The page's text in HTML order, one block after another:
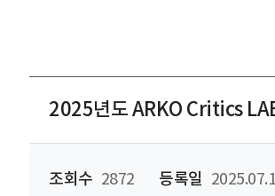
2025년도 ARKO Critics
조회수 2872 등록일